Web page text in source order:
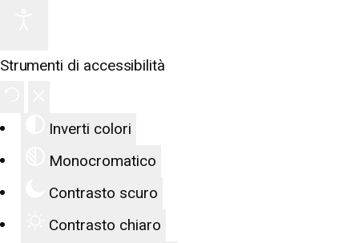
Strumenti di accessibilità
Inverti colori
Monocromatico
Contrasto scuro
Contrasto chiaro